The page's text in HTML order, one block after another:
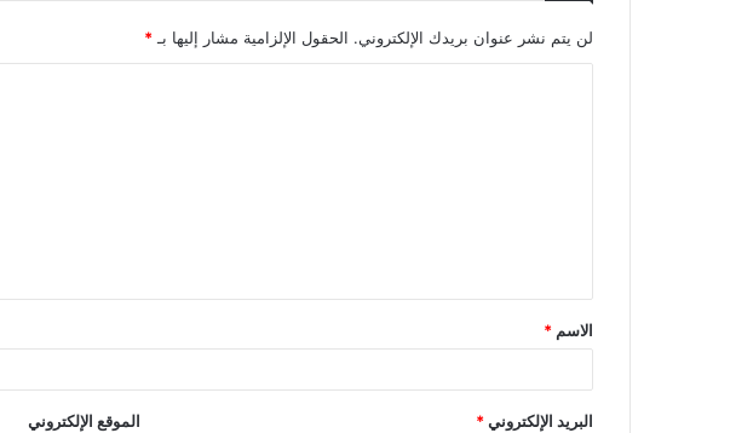
لن يتم نشر عنوان بريدك الإلكتروني. الحقول الإلزامية مشار إليها بـ*
الاسم *
البريد الإلكتروني* الموقع الإلكتروني